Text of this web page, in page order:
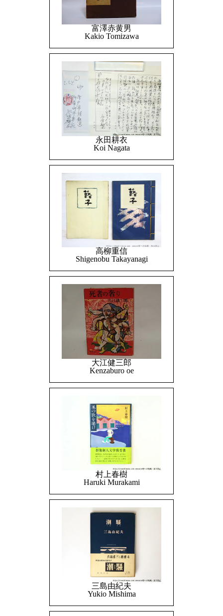
富澤赤黄男
Kakio Tomizawa
永田耕衣
Koi Nagata
高柳重信
Shigenobu Takayanagi
大江健三郎
Kenzaburo oe
村上春樹
Haruki Murakami
三島由紀夫
Yukio Mishima